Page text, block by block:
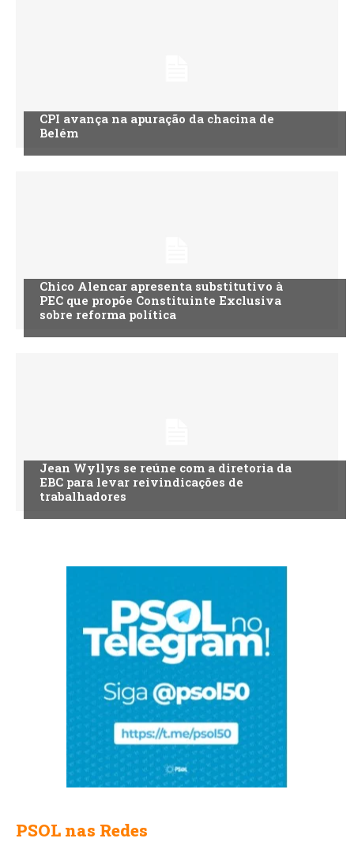
CPI avança na apuração da chacina de
Belém
Chico Alencar apresenta substitutivo à
PEC que propõe Constituinte Exclusiva
sobre reforma política
Jean Wyllys se reúne com a diretoria da
EBC para levar reivindicações de
trabalhadores
PSOL nas Redes